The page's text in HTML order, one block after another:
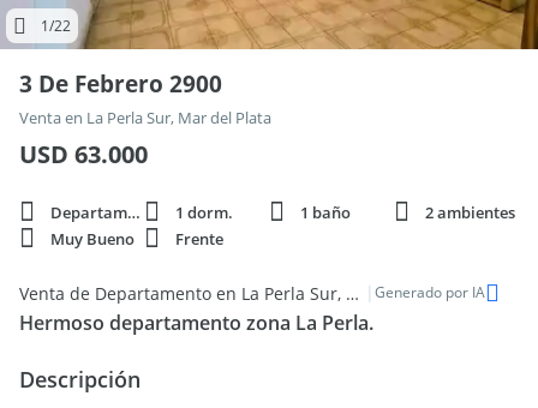
1/22
3 De Febrero 2900
Venta en La Perla Sur, Mar del Plata
USD 63.000
Departamento 1 dorm. 1 baño
2 ambientes
Muy Bueno
Frente
Venta de Departamento en La Perla Sur, Mar del Plata - Amplio 1 dormitorio | Generado por IA
Hermoso departamento zona La Perla.
Descripción